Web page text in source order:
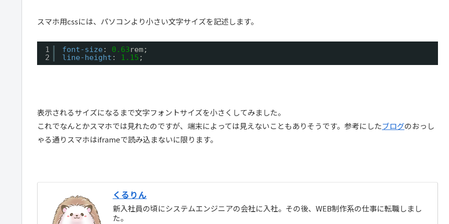
スマホ用cssには、パソコンより小さい文字サイズを記述します。
1
2
font-size : 0.63rem;
line-height : 1.15 ;
表示されるサイズになるまで文字フォントサイズを小さくしてみました。
これでなんとかスマホでは見れたのですが、端末によっては見えないこともありそうです。参考にしたブログのおっし
ゃる通りスマホはiframeで読み込まないに限ります。
くるりん
新入社員の頃にシステムエンジニアの会社に入社。その後、WEB制作系の仕事に転職しまし
た。